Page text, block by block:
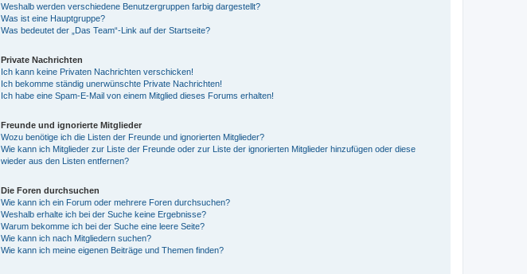
Weshalb werden verschiedene Benutzergruppen farbig dargestellt?
Was ist eine Hauptgruppe?
Was bedeutet der „Das Team“-Link auf der Startseite?
Private Nachrichten
Ich kann keine Privaten Nachrichten verschicken!
Ich bekomme ständig unerwünschte Private Nachrichten!
Ich habe eine Spam-E-Mail von einem Mitglied dieses Forums erhalten!
Freunde und ignorierte Mitglieder
Wozu benötige ich die Listen der Freunde und ignorierten Mitglieder?
Wie kann ich Mitglieder zur Liste der Freunde oder zur Liste der ignorierten Mitglieder hinzufügen oder diese
wieder aus den Listen entfernen?
Die Foren durchsuchen
Wie kann ich ein Forum oder mehrere Foren durchsuchen?
Weshalb erhalte ich bei der Suche keine Ergebnisse?
Warum bekomme ich bei der Suche eine leere Seite?
Wie kann ich nach Mitgliedern suchen?
Wie kann ich meine eigenen Beiträge und Themen finden?